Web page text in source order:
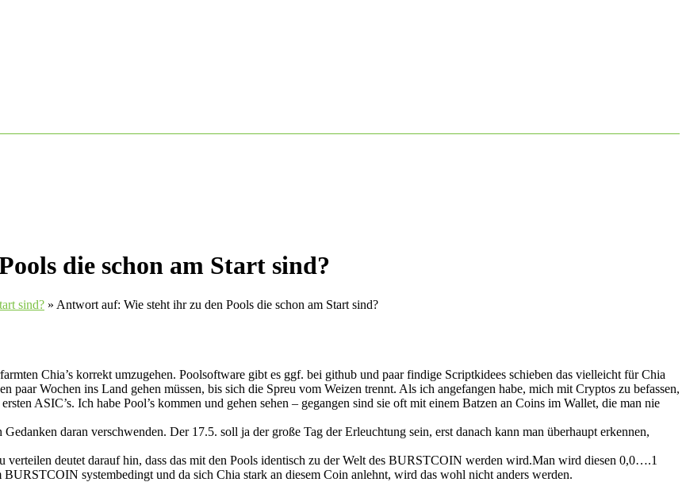
die schon am Start sind?
sind? » Antwort auf: Wie steht ihr zu den Pools die schon am Start sind?
Chia’s korrekt umzugehen. Poolsoftware gibt es ggf. bei github und paar findige Scriptkidees schieben das vielleicht für Chia
paar Wochen ins Land gehen müssen, bis sich die Spreu vom Weizen trennt. Als ich angefangen habe, mich mit Cryptos zu befassen,
ASIC’s. Ich habe Pool’s kommen und gehen sehen – gegangen sind sie oft mit einem Batzen an Coins im Wallet, die man nie
daran verschwenden. Der 17.5. soll ja der große Tag der Erleuchtung sein, erst danach kann man überhaupt erkennen,
deutet darauf hin, dass das mit den Pools identisch zu der Welt des BURSTCOIN werden wird.Man wird diesen 0,0….1
systembedingt und da sich Chia stark an diesem Coin anlehnt, wird das wohl nicht anders werden.